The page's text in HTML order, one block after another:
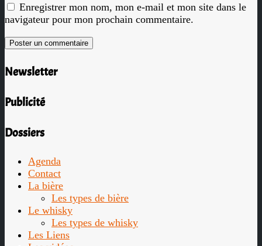
Enregistrer mon nom, mon e-mail et mon site dans le
navigateur pour mon prochain commentaire.
Newsletter
Publicité
Dossiers
Agenda
Contact
La bière
Les types de bière
Le whisky
Les types de whisky
Les Liens